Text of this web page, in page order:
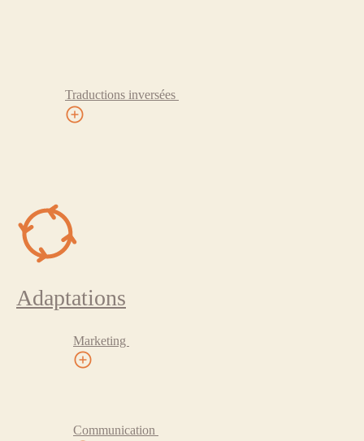
Traductions inversées
Adaptations
Marketing
Communication